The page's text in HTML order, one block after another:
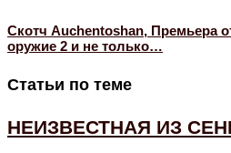
Скотч Auchentoshan, Премьера
оружие 2 и не только…
Статьи по теме
НЕИЗВЕСТНАЯ ИЗ